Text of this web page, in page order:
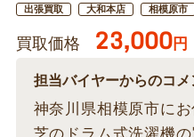
出張買取 大和本店 相模原市
買取価格 23,000円
担当バイヤーからのコメ
神奈川県相模原市に
芝のドラム式洗濯機